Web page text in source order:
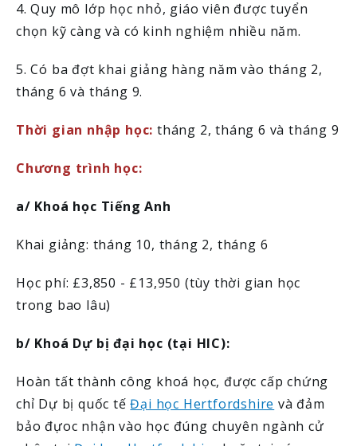
4. Quy mô lớp học nhỏ, giáo viên được tuyển
chọn kỹ càng và có kinh nghiệm nhiều năm.
5. Có ba đợt khai giảng hàng năm vào tháng 2,
tháng 6 và tháng 9.
Thời gian nhập học: tháng 2, tháng 6 và tháng 9
Chương trình học:
a/ Khoá học Tiếng Anh
Khai giảng: tháng 10, tháng 2, tháng 6
Học phí: £3,850 - £13,950 (tùy thời gian học
trong bao lâu)
b/ Khoá Dự bị đại học (tại HIC):
Hoàn tất thành công khoá học, được cấp chứng
chỉ Dự bị quốc tếĐại học Hertfordshire và đảm
bảo đựoc nhận vào học đúng chuyên ngành cử